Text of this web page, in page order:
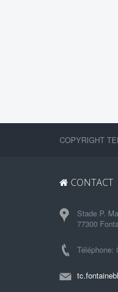
COPYRIGHT
CONTACT
Stade P.
77300
Téléphone: